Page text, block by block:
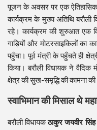
पूजन के अवसर पर एक
कार्यक्रम के मुख्य अतिथि बरौली
रहे। कार्यक्रम की शुरुआत एक
गाड़ियों और मोटरसाइकिलों का
पहुँचा। पूर्व मंत्री के पहुँचते ही
किया। बरौली विधायक ने वैदिक
क्षेत्र की सुख-समृद्धि की कामना
स्वाभिमान की मिसाल थे
बरौली विधायकठाकुर जयवीर सिंह